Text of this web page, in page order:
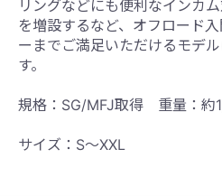
リングなどにも便利なインカ
を増設するなど、オフロード
ーまでご満足いただけるモデ
す。
規格：SG/MFJ取得 重量：
サイズ：S〜XXL